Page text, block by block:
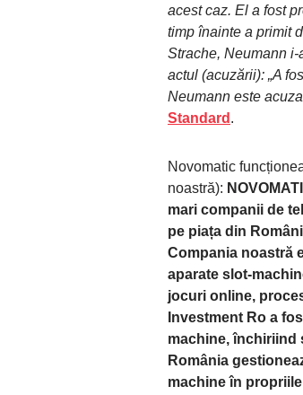
acest caz. El a fost
timp înainte a primit
Strache, Neumann
actul (acuzării): „A
Neumann este
Standard .
Novomatic
noastră):
mari companii de
pe piața din
Compania noastră
aparate slot-
jocuri online,
Investment Ro a
machine, închiriind
România
machine în